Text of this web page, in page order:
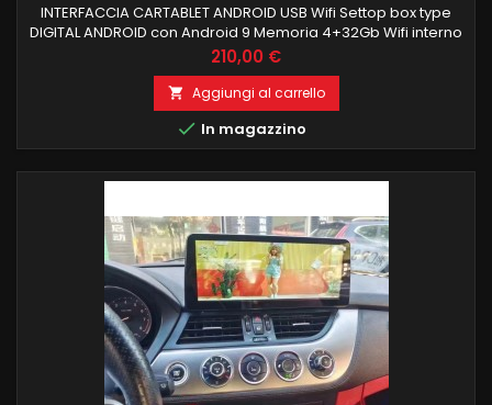
INTERFACCIA CARTABLET ANDROID USB Wifi Settop box type
DIGITAL ANDROID con Android 9 Memoria 4+32Gb Wifi interno
Il segnale digitale in uscita è direttamente collegato al
monitor OEM delle vettura tramite interfaccia Carplay per
ottenere una qualità dell'immagine ad altissima definizione.
Nessuna installazione richiesta, Plug&amp;Play tramite la
porta...
Prezzo
210,00 €
 Aggiungi al carrello
 In magazzino